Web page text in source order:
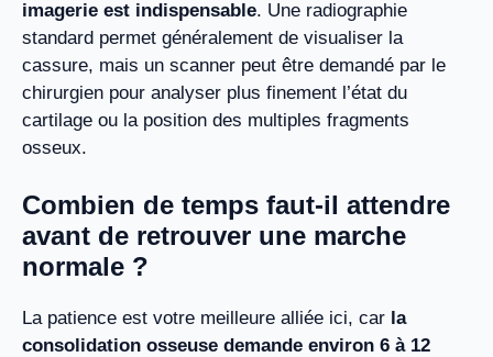
imagerie est indispensable. Une radiographie
standard permet généralement de visualiser la
cassure, mais un scanner peut être demandé par le
chirurgien pour analyser plus finement l’état du
cartilage ou la position des multiples fragments
osseux.
Combien de temps faut-il attendre
avant de retrouver une marche
normale ?
La patience est votre meilleure alliée ici, car la
consolidation osseuse demande environ 6 à 12